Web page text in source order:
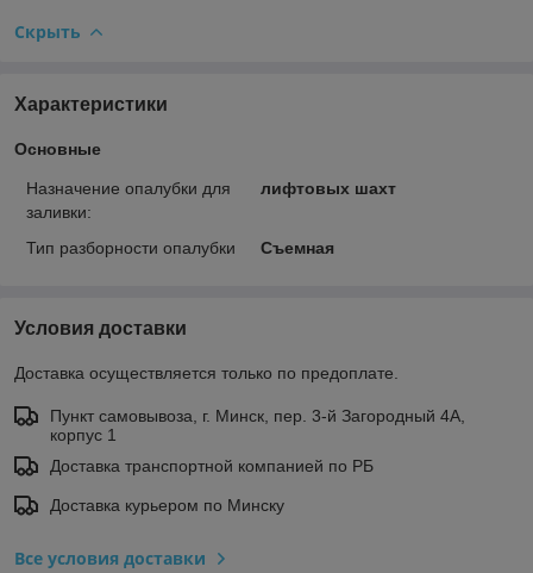
Скрыть
Характеристики
Основные
Назначение опалубки для
заливки:
лифтовых шахт
Тип разборности опалубки Съемная
Условия доставки
Доставка осуществляется только по предоплате.
Пункт самовывоза, г. Минск, пер. 3-й Загородный 4А,
корпус 1
Доставка транспортной компанией по РБ
Доставка курьером по Минску
Все условия доставки